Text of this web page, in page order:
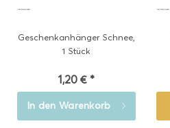
Geschenkanhänger Schnee,
1 Stück
1,20 € *
In den Warenkorb